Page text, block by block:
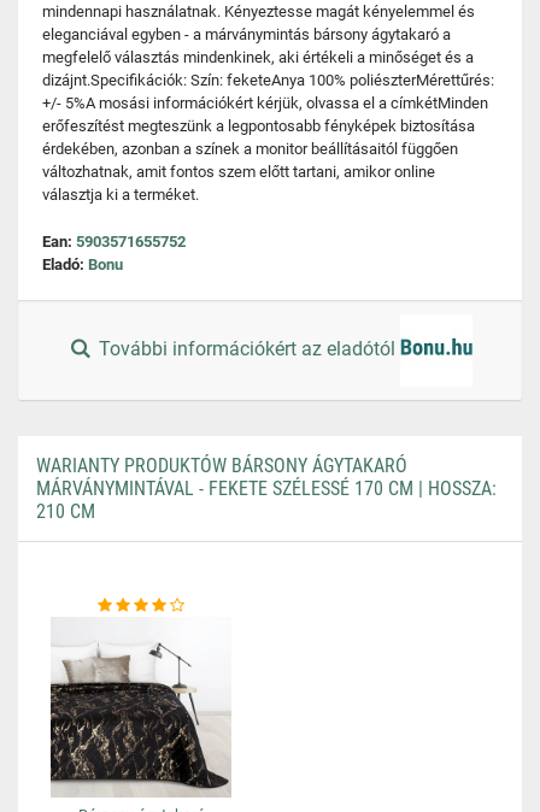
mindennapi használatnak. Kényeztesse magát kényelemmel és
eleganciával egyben - a márványmintás bársony ágytakaró a
megfelelő választás mindenkinek, aki értékeli a minőséget és a
dizájnt.Specifikációk: Szín: feketeAnya 100% poliészterMérettűrés:
+/- 5%A mosási információkért kérjük, olvassa el a címkétMinden
erőfeszítést megteszünk a legpontosabb fényképek biztosítása
érdekében, azonban a színek a monitor beállításaitól függően
változhatnak, amit fontos szem előtt tartani, amikor online
választja ki a terméket.
Ean: 5903571655752
Eladó: Bonu
További információkért az eladótól
WARIANTY PRODUKTÓW BÁRSONY ÁGYTAKARÓ
MÁRVÁNYMINTÁVAL - FEKETE SZÉLESSÉ 170 CM | HOSSZA:
210 CM